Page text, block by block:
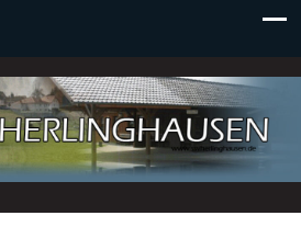
e. V.